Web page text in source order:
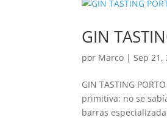
GIN
por Marco |Sep 21,
GIN TASTING
primitiva: no se
barras